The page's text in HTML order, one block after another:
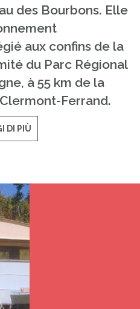
des Bourbons. Elle
aux confins de la
du Parc Régional
à 55 km de la
Ferrand.
DI PIÙ